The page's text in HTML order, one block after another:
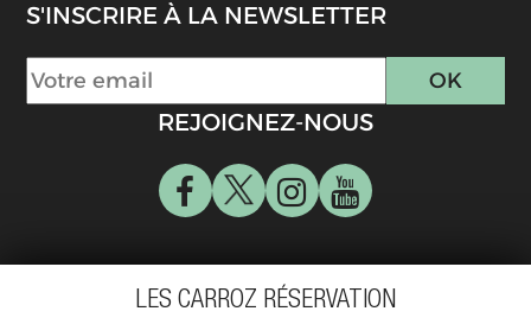
S'INSCRIRE À LA NEWSLETTER
REJOIGNEZ-NOUS
LES CARROZ RÉSERVATION